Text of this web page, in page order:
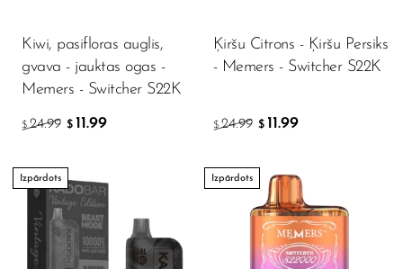
Snoopy Smoke
Snowwolf
Spree Bar
Suonon
Suorin
Kiwi, pasifloras auglis,
gvava - jauktas ogas -
Memers - Switcher S22K
$ 24.99 $ 11.99
Ķiršu Citrons - Ķiršu Persiks
- Memers - Switcher S22K
$ 24.99 $ 11.99
Izpārdots Izpārdots